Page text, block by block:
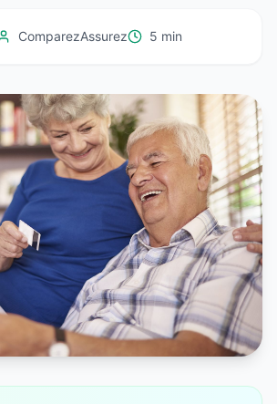
ComparezAssurez 5 min